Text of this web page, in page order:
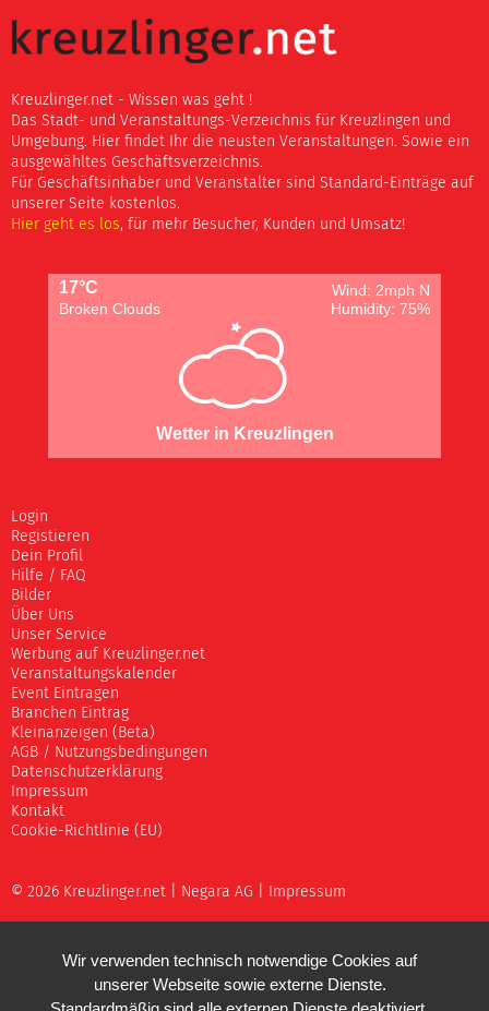
Kreuzlinger.net - Wissen was geht !
Das Stadt- und Veranstaltungs-Verzeichnis für Kreuzlingen und
Umgebung. Hier findet Ihr die neusten Veranstaltungen. Sowie ein
ausgewähltes Geschäftsverzeichnis.
Für Geschäftsinhaber und Veranstalter sind Standard-Einträge auf
unserer Seite kostenlos.
Hier geht es los, für mehr Besucher, Kunden und Umsatz!
17°C
Wind: 2mph N
Broken Clouds
Humidity: 75%
Wetter in Kreuzlingen
Login
Registieren
Dein Profil
Hilfe / FAQ
Bilder
Über Uns
Unser Service
Werbung auf Kreuzlinger.net
Veranstaltungskalender
Event Eintragen
Branchen Eintrag
Kleinanzeigen (Beta)
AGB / Nutzungsbedingungen
Datenschutzerklärung
Impressum
Kontakt
Cookie-Richtlinie (EU)
© 2026 Kreuzlinger.net | Negara AG Impressum
Wir verwenden technisch notwendige Cookies auf
unserer Webseite sowie externe Dienste.